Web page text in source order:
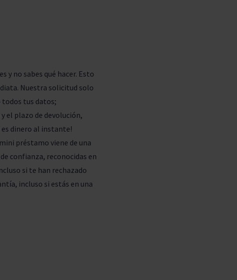
y no sabes qué hacer. Esto
Nuestra solicitud solo
todos tus datos;
el plazo de devolución,
es dinero al instante!
préstamo viene de una
confianza, reconocidas en
si te han rechazado
incluso si estás en una